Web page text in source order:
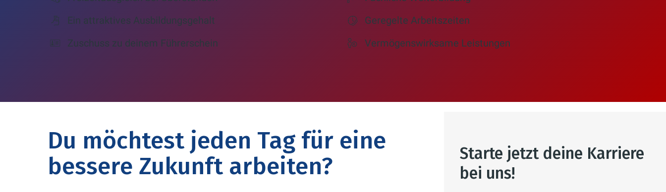
Ein attraktives Ausbildungsgehalt
Zuschuss zu deinem Führerschein
Geregelte Arbeitszeiten
Vermögenswirksame Leistungen
Du möchtest jeden Tag für eine
bessere Zukunft arbeiten?
Starte jetzt deine Karriere
bei uns!